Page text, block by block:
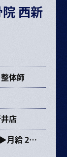
院 西新
整体師
店
柔道整復師・鍼灸師▶月給 264,089円〜463,670円